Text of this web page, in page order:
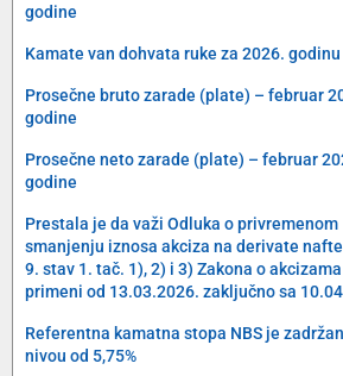
godine
Kamate van dohvata ruke za 2026. godinu
Prosečne bruto zarade (plate) – februar
godine
Prosečne neto zarade (plate) – februar
godine
Prestala je da važi Odluka o privremenom
smanjenju iznosa akciza na derivate
9. stav 1. tač. 1), 2) i 3) Zakona o
primeni od 13.03.2026. zaključno sa
Referentna kamatna stopa NBS je
nivou od 5,75%